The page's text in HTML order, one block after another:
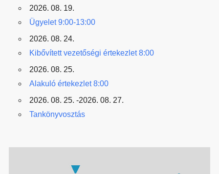
2026. 08. 19.
Ügyelet 9:00-13:00
2026. 08. 24.
Kibővített vezetőségi értekezlet 8:00
2026. 08. 25.
Alakuló értekezlet 8:00
2026. 08. 25. -2026. 08. 27.
Tankönyvosztás